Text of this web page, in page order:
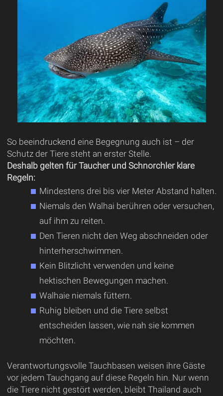
So beeindruckend eine Begegnung auch ist – der
Schutz der Tiere steht an erster Stelle.
Deshalb gelten für Taucher und Schnorchler klare
Regeln:
Mindestens drei bis vier Meter Abstand halten.
Niemals den Walhai berühren oder versuchen,
auf ihm zu reiten.
Den Tieren nicht den Weg abschneiden oder
hinterherschwimmen.
Kein Blitzlicht verwenden und keine
hektischen Bewegungen machen.
Walhaie niemals füttern.
Ruhig bleiben und die Tiere selbst
entscheiden lassen, wie nah sie kommen
möchten.
Verantwortungsvolle Tauchbasen weisen ihre Gäste
vor jedem Tauchgang auf diese Regeln hin. Nur wenn
die Tiere nicht gestört werden, bleibt Thailand auch